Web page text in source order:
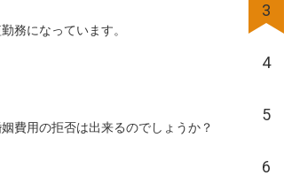
務になっています。
費用の拒否は出来るのでしょうか？
3
4
5
6